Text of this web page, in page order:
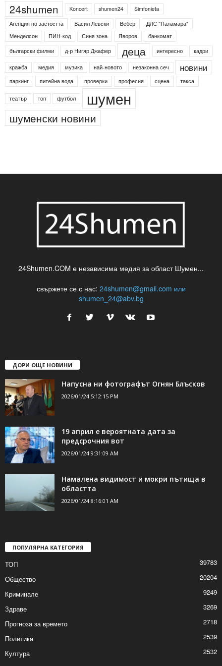
24shumen Koncert shumen24
Simfonieta
Агенция по заетостта
Васил Левски Вебер
ДЛС "Паламара"
Менделсон
ПИН-код Синя зона Яворов
банкомат
български филми
д-р Нигяр Джафер деца интересно кадри
кражба медия музика най-новото незаконна сеч новини
паркинг питейна вода проверки професия сцена такса
театър топ футбол шумен
шуменски новини
24Shumen.COM е независима медия за област Шумен...
свържете се с нас: 24shumen@gmail.com или
shumen_24@abv.bg
ДОРИ ОЩЕ НОВИНИ
Напусна ни фотографът Огнян Блъсков
2026/01/24 5:12:15 PM
19 април е вероятната дата за
предсрочния вот
2026/01/24 9:31:09 AM
Намалена видимост и мокри пътища в
областта
2026/01/24 8:16:01 AM
ПОПУЛЯРНА КАТЕГОРИЯ
ТОП
39783
Общество
20204
Криминале
9249
Здраве
3269
Прогноза за времето
2718
Политика
2539
Култура
2532